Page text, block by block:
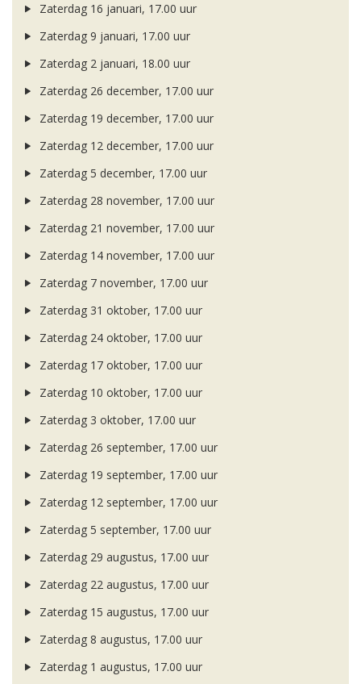
Zaterdag 16 januari, 17.00 uur
Zaterdag 9 januari, 17.00 uur
Zaterdag 2 januari, 18.00 uur
Zaterdag 26 december, 17.00 uur
Zaterdag 19 december, 17.00 uur
Zaterdag 12 december, 17.00 uur
Zaterdag 5 december, 17.00 uur
Zaterdag 28 november, 17.00 uur
Zaterdag 21 november, 17.00 uur
Zaterdag 14 november, 17.00 uur
Zaterdag 7 november, 17.00 uur
Zaterdag 31 oktober, 17.00 uur
Zaterdag 24 oktober, 17.00 uur
Zaterdag 17 oktober, 17.00 uur
Zaterdag 10 oktober, 17.00 uur
Zaterdag 3 oktober, 17.00 uur
Zaterdag 26 september, 17.00 uur
Zaterdag 19 september, 17.00 uur
Zaterdag 12 september, 17.00 uur
Zaterdag 5 september, 17.00 uur
Zaterdag 29 augustus, 17.00 uur
Zaterdag 22 augustus, 17.00 uur
Zaterdag 15 augustus, 17.00 uur
Zaterdag 8 augustus, 17.00 uur
Zaterdag 1 augustus, 17.00 uur